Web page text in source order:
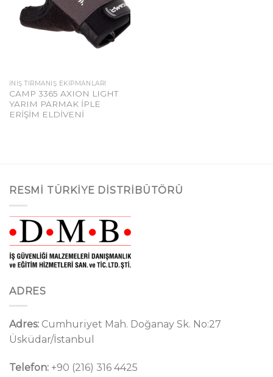
İNIŞ TIRMANIŞ EKIPMANLARI
CAMP 3365 AXION LIGHT
YARIM PARMAK İPLE
ERİŞİM ELDİVENİ
RESMI TÜRKIYE DISTRIBÜTÖRÜ
ADRES
Adres: Cumhuriyet Mah. Doğanay Sk. No:27
Üsküdar/İstanbul
Telefon: +90 (216) 316 4425